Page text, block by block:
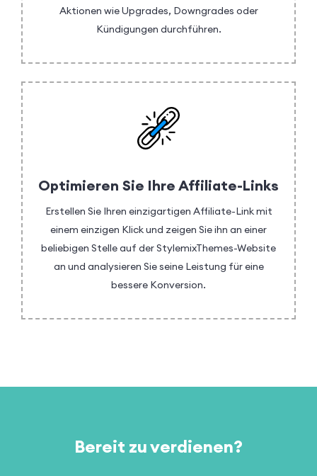
Aktionen wie Upgrades, Downgrades oder
Kündigungen durchführen.
Optimieren Sie Ihre Affiliate-Links
Erstellen Sie Ihren einzigartigen Affiliate-Link mit
einem einzigen Klick und zeigen Sie ihn an einer
beliebigen Stelle auf der StylemixThemes-Website
an und analysieren Sie seine Leistung für eine
bessere Konversion.
Bereit zu verdienen?